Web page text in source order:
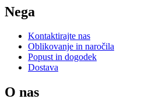
Nega
Kontaktirajte nas
Oblikovanje in naročila
Popust in dogodek
Dostava
O nas